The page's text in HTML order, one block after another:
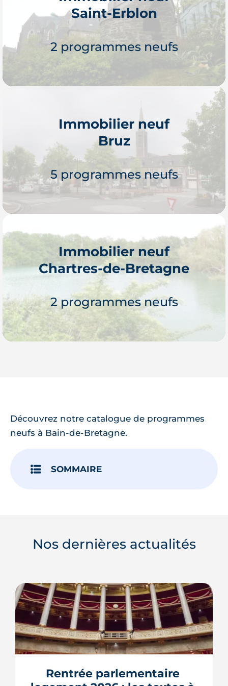
Je découvre
Saint-Erblon
2 programmes neufs
Je découvre
Immobilier neuf
Bruz
5 programmes neufs
Je découvre
Immobilier neuf
Chartres-de-Bretagne
2 programmes neufs
SOMMAIRE
Découvrez notre catalogue de programmes
neufs à Bain-de-Bretagne.
Nos dernières actualités
Rentrée parlementaire